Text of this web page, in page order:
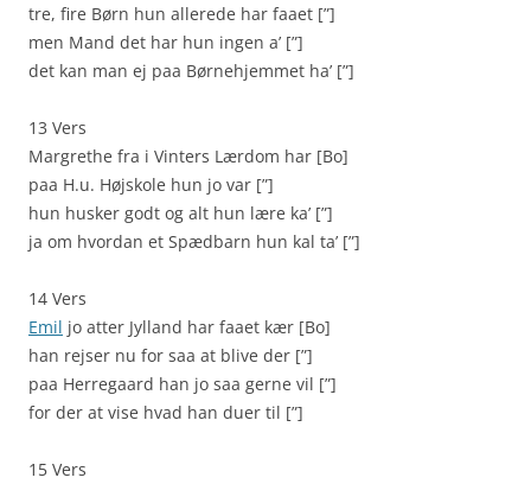
tre, fire Børn hun allerede har faaet [”]
men Mand det har hun ingen a’ [”]
det kan man ej paa Børnehjemmet ha’ [”]
13 Vers
Margrethe fra i Vinters Lærdom har [Bo]
paa H.u. Højskole hun jo var [”]
hun husker godt og alt hun lære ka’ [”]
ja om hvordan et Spædbarn hun kal ta’ [”]
14 Vers
Emil jo atter Jylland har faaet kær [Bo]
han rejser nu for saa at blive der [”]
paa Herregaard han jo saa gerne vil [”]
for der at vise hvad han duer til [”]
15 Vers